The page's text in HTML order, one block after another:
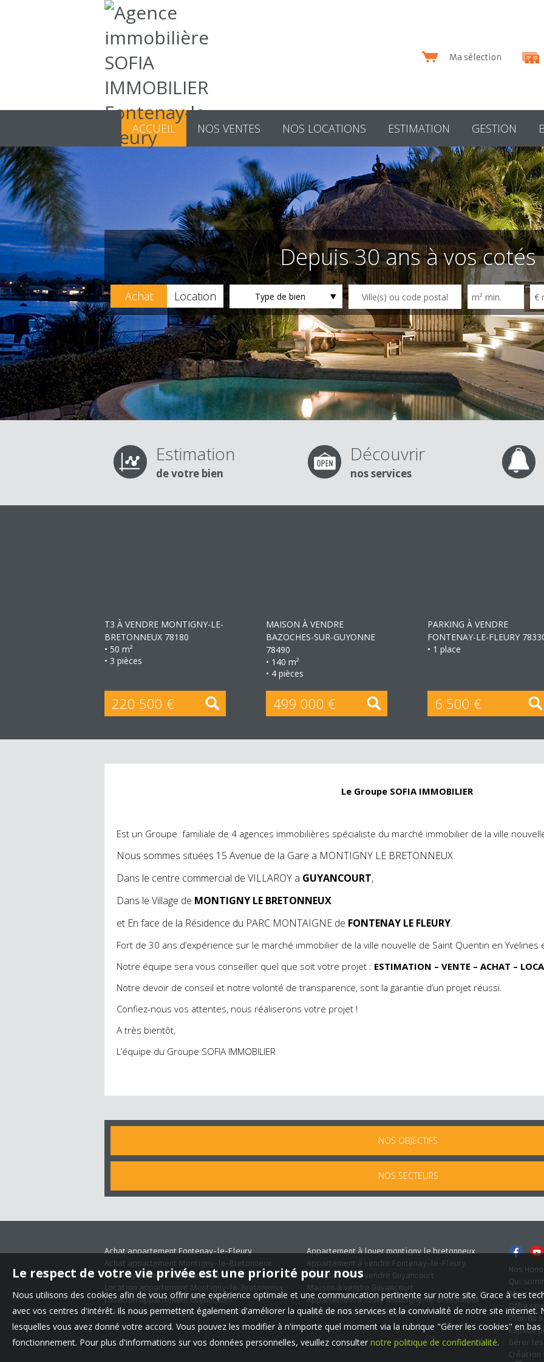
Ma sélection
ACCUEIL NOS VENTES NOS LOCATIONS ESTIMATION GESTION
Depuis 30 ans à vos cotés
Achat Location Type de bien
Estimation
de votre bien
Découvrir
nos services
+
T3 À VENDRE MONTIGNY-LE-
BRETONNEUX 78180
• 50 m²
• 3 pièces
220 500 €
+
MAISON À VENDRE
BAZOCHES-SUR-GUYONNE
78490
• 140 m²
• 4 pièces
499 000 €
+
PARKING À VENDRE
FONTENAY-LE-FLEURY
• 1 place
6 500 €
Le Groupe SOFIA IMMOBILIER
Est un Groupe familiale de 4 agences immobilières spécialiste du marché immobilier de la ville
Nous sommes situées 15 Avenue de la Gare a MONTIGNY LE BRETONNEUX
Dans le centre commercial de VILLAROY a GUYANCOURT,
Dans le Village de MONTIGNY LE BRETONNEUX
et En face de la Résidence du PARC MONTAIGNE de FONTENAY LE FLEURY.
Fort de 30 ans d’expérience sur le marché immobilier de la ville nouvelle de Saint Quentin en
Notre équipe sera vous conseiller quel que soit votre projet : ESTIMATION – VENTE – ACHAT –
Notre devoir de conseil et notre volonté de transparence, sont la garantie d’un projet réussi.
Confiez-nous vos attentes, nous réaliserons votre projet !
A très bientôt,
L’équipe du Groupe SOFIA IMMOBILIER
NOS OBJECTIFS
NOS SECTEURS
Achat appartement Fontenay-le-Fleury
Achat appartement Montigny-le-Bretonneux
Achat appartement Guyancourt
Location appartement Montigny-le-Bretonneux
Location appartement Guyancourt
Achat maison Montigny-le-Bretonneux
Appartement à louer montigny le bretonneux
Appartement à vendre Fontenay-le-Fleury
Appartement à vendre Guyancourt
Maison à vendre Guyancourt
Appartement à louer Montigny-le-Bretonneux
Appartement à louer Guyancourt
Nos
Qui
Offre
Plan du
Espace
Gérer
Le respect de votre vie privée est une priorité pour nous
Nous utilisons des cookies afin de vous offrir une expérience optimale et une communication pertinente sur notre site. Grace à ces
avec vos centres d'intérêt. Ils nous permettent également d'améliorer la qualité de nos services et la convivialité de notre site
lesquelles vous avez donné votre accord. Vous pouvez les modifier à n'importe quel moment via la rubrique "Gérer les cookies" en
fonctionnement. Pour plus d'informations sur vos données personnelles, veuillez consulter notre politique de confidentialité.